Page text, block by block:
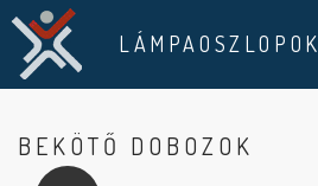
LÁMPAOSZLOPOK
BEKÖTŐ DOBOZOK